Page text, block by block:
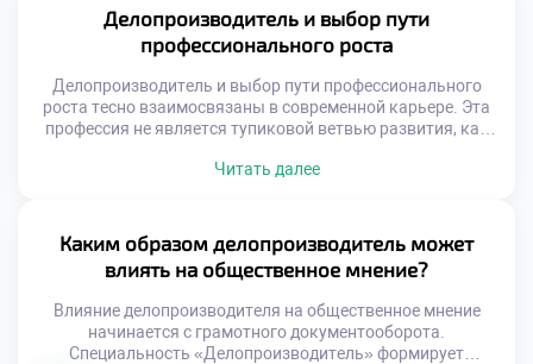
правила оформления. Незнание норм права делает
работу специалиста профессионально непригодной.
Правовая грамотность является фундаментом всей
делопроизводственной деятельности. […]
Делопроизводитель и выбор пути
профессионального роста
Делопроизводитель и выбор пути профессионального
роста тесно взаимосвязаны в современной карьере. Эта
профессия не является тупиковой ветвью развития, как
надежным стартовым плацдармом для множества
Документационное обеспечение управления находится на
стыке многих бизнес-процессов. Такое положение дает
уникальный обзор деятельности […]
Читать далее
Каким образом делопроизводитель может
влиять на общественное мнение?
Влияние делопроизводителя на общественное мнение
начинается с грамотного документооборота.
Специальность «Делопроизводитель» формирует